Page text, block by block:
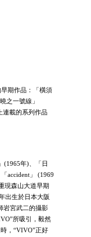
期作品：「橫須
之一號線」
連載的系列作品
(1965年)、「日
accident」 (1969
現森山大道早期
出生於日本大阪
岩宮武二的攝影
所吸引，毅然
，“VIVO”正好